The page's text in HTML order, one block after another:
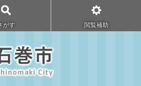
がす 閲覧補助